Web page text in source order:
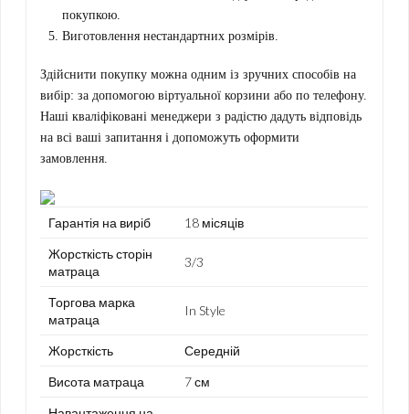
покупкою.
Виготовлення нестандартних розмірів.
Здійснити покупку можна одним із зручних способів на
вибір: за допомогою віртуальної корзини або по телефону.
Наші кваліфіковані менеджери з радістю дадуть відповідь
на всі ваші запитання і допоможуть оформити
замовлення.
Гарантія на виріб
18 місяців
Жорсткість сторін
матраца
3/3
Торгова марка
матраца
In Style
Жорсткість
Середній
Висота матраца
7 см